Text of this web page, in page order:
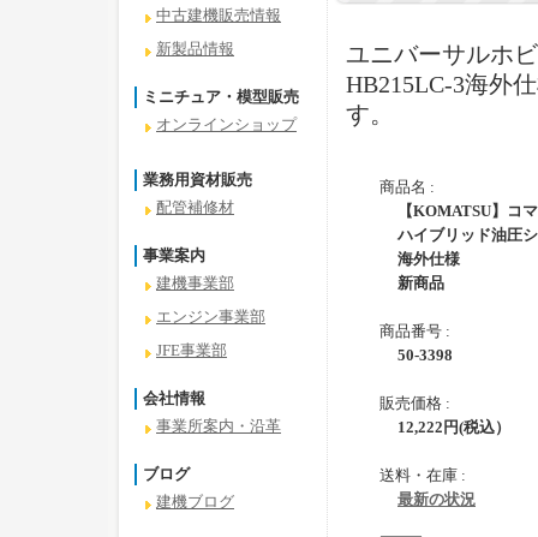
中古建機販売情報
新製品情報
ミニチュア・模型販売
オンラインショップ
業務用資材販売
配管補修材
事業案内
建機事業部
エンジン事業部
JFE事業部
会社情報
事業所案内・沿革
ブログ
建機ブログ
ユニバーサルホ
HB215LC-3海外
す。
商品名 :
【KOMATSU】コ
ハイブリッド油圧
海外仕様
新商品
商品番号 :
50-3398
販売価格 :
12,222 円(税込）
送料・在庫 :
最新の状況